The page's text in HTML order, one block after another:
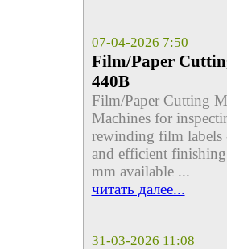
07-04-2026 7:50
Film/Paper
440B
Film/Paper Cutting
Machines for
rewinding film labels
and efficient
mm available ...
читать далее...
31-03-2026 11:08